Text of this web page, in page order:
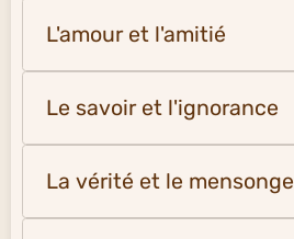
L'amour et l'amitié
Le savoir et l'ignorance
La vérité et le mensonge